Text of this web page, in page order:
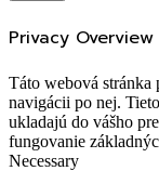
Privacy Overview
Táto webová stránka
navigácii po nej.
ukladajú do vášho
fungovanie
Necessary